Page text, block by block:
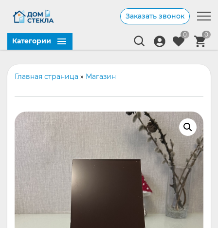
Заказать звонок
Категории
0 0
Главная страница » Магазин